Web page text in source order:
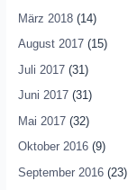
März 2018(14)
August 2017(15)
Juli 2017(31)
Juni 2017(31)
Mai 2017(32)
Oktober 2016(9)
September 2016(23)